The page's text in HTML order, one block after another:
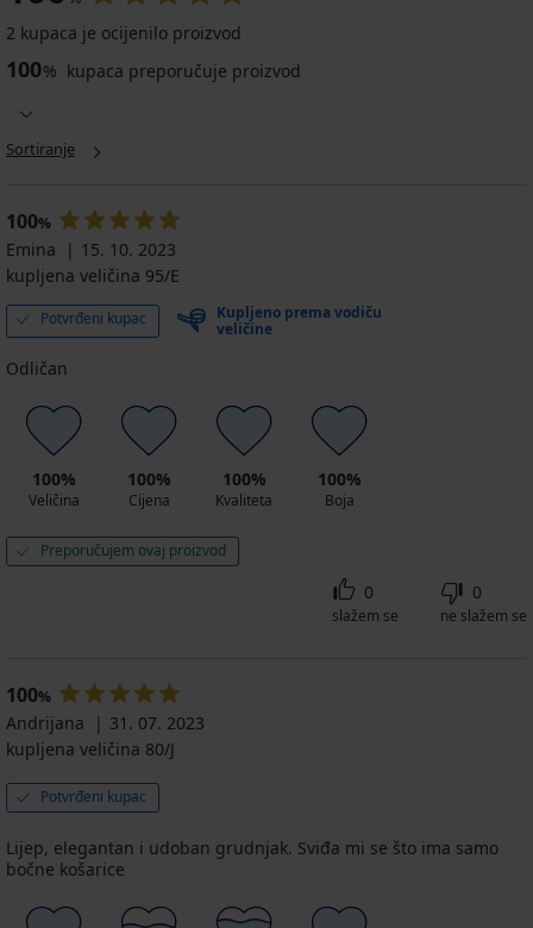
Maja
582
bez
€
40,49
€
ALL25
Grudnjak
61,99
€
Michelle
nepodstavljen
€
43,49
€
Kod
ALL25
Anežka
579
bez
žice
41,99
€
31,49
€
Kod
ALL25
2 kupaca je ocijenilo proizvod
100% kupaca preporučuje proizvod
Sortiranje
100%
Emina
15. 10. 2023
kupljena veličina 95/E
Potvrđeni kupac
Kupljeno prema vodiču
veličine
Odličan
100%
Veličina
100%
Cijena
100%
Kvaliteta
100%
Boja
Preporučujem ovaj proizvod
0
slažem se
0
ne slažem se
100%
Andrijana
31. 07. 2023
kupljena veličina 80/J
Potvrđeni kupac
Lijep, elegantan i udoban grudnjak. Sviđa mi se što ima samo
bočne košarice